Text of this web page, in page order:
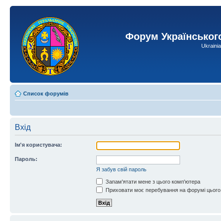
Форум
Список форумів
Вхід
Ім'я користувача:
Пароль:
Я забув свій пароль
Запам'ятати мене з цього комп'ютера
Приховати моє перебування на форумі